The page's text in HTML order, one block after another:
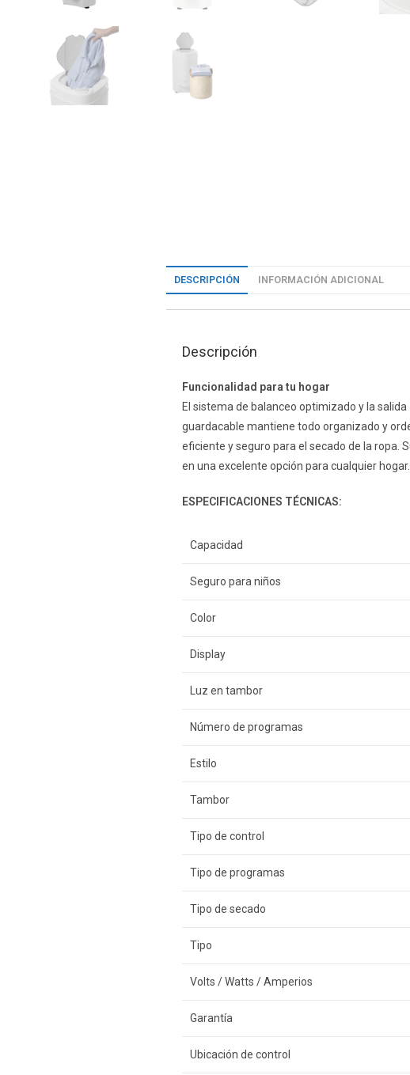
DESCRIPCIÓN INFORMACIÓN ADICIONAL
Descripción
Funcionalidad para tu hogar
El sistema de balanceo optimizado y la
guardacable mantiene todo organizado y
eficiente y seguro para el secado de la ropa.
en una excelente opción para cualquier
ESPECIFICACIONES TÉCNICAS:
Capacidad
Seguro para niños
Color
Display
Luz en tambor
Número de programas
Estilo
Tambor
Tipo de control
Tipo de programas
Tipo de secado
Tipo
Volts / Watts / Amperios
Garantía
Ubicación de control